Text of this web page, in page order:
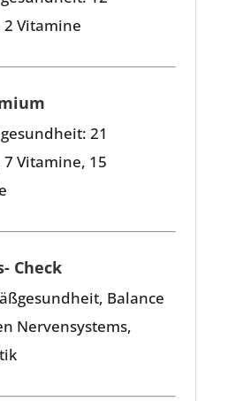
Vitamine
21
Vitamine, 15
Check
Balance
Nervensystems,